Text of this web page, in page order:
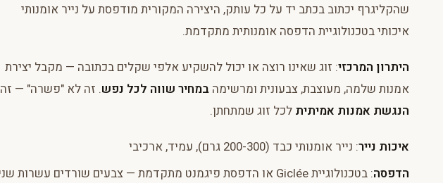
שהקליגרף יכתוב בכתב יד על כל עותק, היצירה המקורית מודפסת על נייר אומנותי
איכותי בטכנולוגיית הדפסה אומנותית מתקדמת.
היתרון המרכזי: זוג שאינו רוצה או יכול להשקיע אלפי שקלים בכתובה — מקבל יצירת
אמנות שלמה, מעוצבת, צבעונית ומרשימה במחיר שווה לכל נפש. זה לא "פשרה" — זה
הנגשת אמנות אמיתית לכל זוג שמתחתן.
איכות נייר: נייר אומנותי כבד (200-300 גרם), עמיד, ארכיבי
הדפסה: בטכנולוגיית Giclée או הדפסת פיגמנט מתקדמת — צבעים שורדים עשרות שנים